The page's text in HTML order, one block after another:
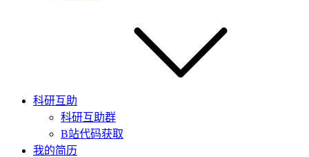
科研互助
科研互助群
B站代码获取
我的简历